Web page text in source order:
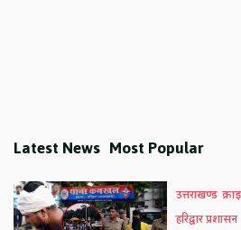
Latest News Most Popular
उत्तराखण्ड
हरिद्वार प्रशासन